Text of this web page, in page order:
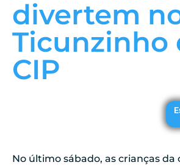
divertem
Ticunzinho
CIP
No último sábado, as crianças